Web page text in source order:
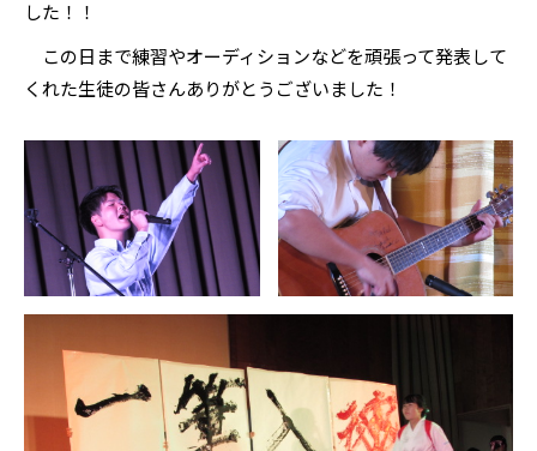
した！！
この日まで練習やオーディションなどを頑張って発表して
くれた生徒の皆さんありがとうございました！